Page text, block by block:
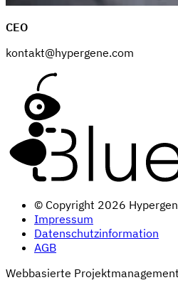
CEO
kontakt@hypergene.com
© Copyright 2026
Impressum
Datenschutzinformation
AGB
Webbasierte